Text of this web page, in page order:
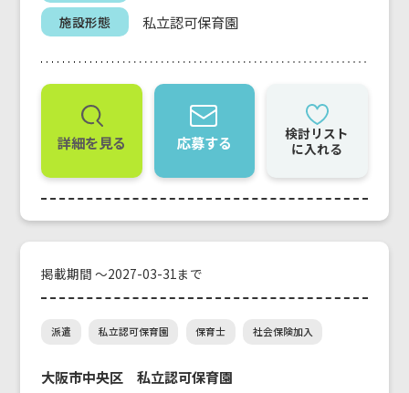
施設形態 私立認可保育園
詳細を見る 応募する
検討リスト
に入れる
掲載期間 ～2027-03-31まで
派遣 私立認可保育園 保育士 社会保険加入
大阪市中央区 私立認可保育園